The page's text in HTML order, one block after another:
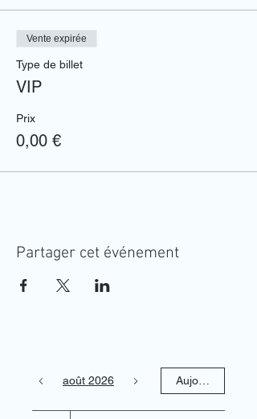
Vente expirée
Type de billet
VIP
Prix
0,00 €
Partager cet événement
août 2026 Aujourd'hui